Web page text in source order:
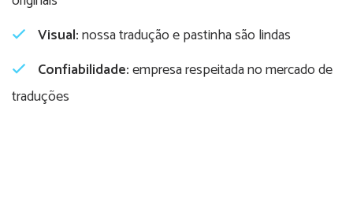
Visual:nossa tradução e pastinha são lindas
Confiabilidade:empresa respeitada no mercado de
traduções